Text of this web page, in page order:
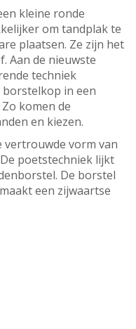
kleine ronde
om tandplak te
plaatsen. Ze zijn het
Aan de nieuwste
techniek
in een
komen de
en kiezen.
vertrouwde vorm van
poetstechniek lijkt
De borstel
een zijwaartse